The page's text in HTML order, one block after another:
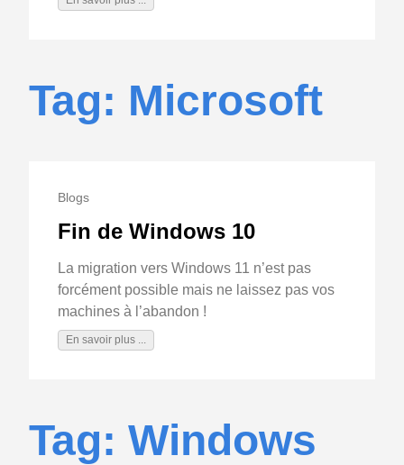
Tag: Microsoft
Blogs
Fin de Windows 10
La migration vers Windows 11 n’est pas
forcément possible mais ne laissez pas vos
machines à l’abandon !
En savoir plus ...
Tag: Windows